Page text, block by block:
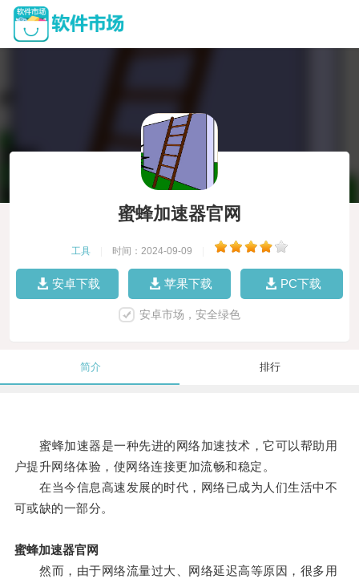
蜜蜂加速器官网
工具 时间：2024-09-09
安卓下载 苹果下载 PC下载
安卓市场，安全绿色
简介 排行
蜜蜂加速器是一种先进的网络加速技术，它可以帮助用
户提升网络体验，使网络连接更加流畅和稳定。
在当今信息高速发展的时代，网络已成为人们生活中不
可或缺的一部分。
蜜蜂加速器官网
然而，由于网络流量过大、网络延迟高等原因，很多用